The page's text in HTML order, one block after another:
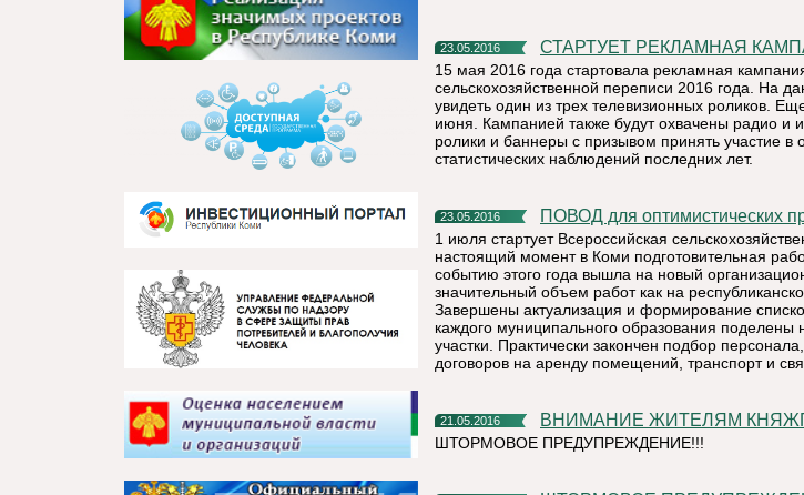
23.05.2016 СТАРТУЕТ РЕКЛАМНАЯ
15 мая 2016 года стартовала рекламная
сельскохозяйственной переписи 2016 года. На
увидеть один из трех телевизионных роликов.
июня. Кампанией также будут охвачены радио и
ролики и баннеры с призывом принять участие
статистических наблюдений последних лет.
23.05.2016 ПОВОД для оптимистических
1 июля стартует Всероссийская
настоящий момент в Коми подготовительная
событию этого года вышла на новый
значительный объем работ как на
Завершены актуализация и формирование
каждого муниципального образования поделены
участки. Практически закончен подбор
договоров на аренду помещений, транспорт и
21.05.2016 ВНИМАНИЕ ЖИТЕЛЯМ
ШТОРМОВОЕ ПРЕДУПРЕЖДЕНИЕ!!!